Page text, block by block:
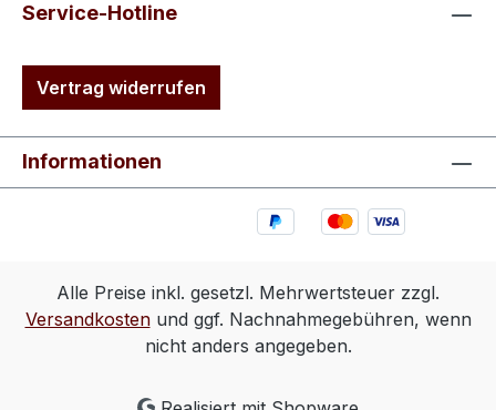
Service-Hotline
Vertrag widerrufen
Informationen
Alle Preise inkl. gesetzl. Mehrwertsteuer zzgl.
Versandkostenund ggf. Nachnahmegebühren, wenn
nicht anders angegeben.